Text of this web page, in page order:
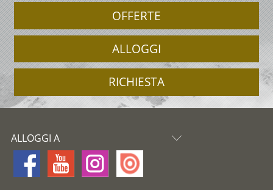
OFFERTE
ALLOGGI
RICHIESTA
ALLOGGI A